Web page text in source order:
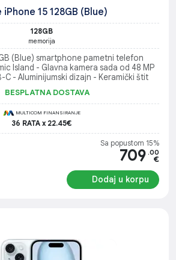
iPhone 15 128GB (Blue)
128GB
memorija
(Blue) smartphone pametni telefon
Island - Glavna kamera sada od 48 MP
C - Aluminijumski dizajn - Keramički štit
BESPLATNA DOSTAVA
MULTICOM FINANSIRANJE
36 RATA x 22.45€
Sa popustom 15%
709 .00
€
Dodaj u korpu